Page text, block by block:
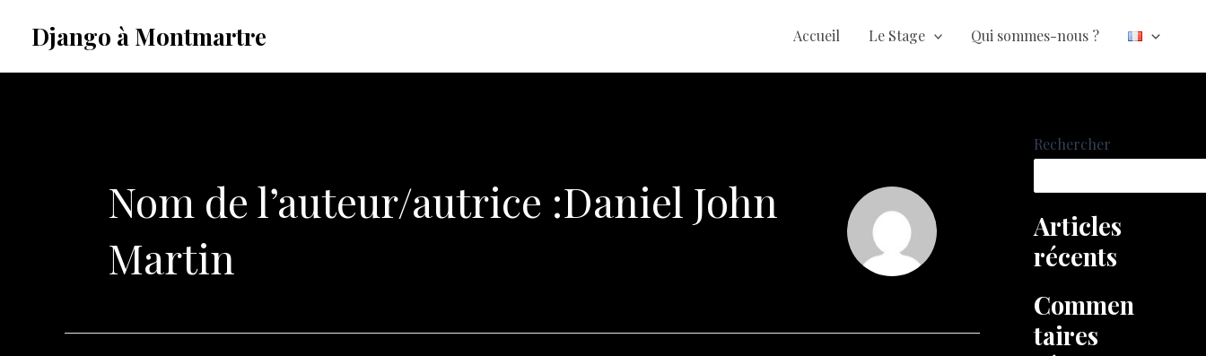
contenu
Django à Montmartre Accueil Le Stage Qui sommes-nous ?
Nom de l’auteur/autrice :Daniel John
Martin
Rechercher
Articles
récents
Commen
taires
une